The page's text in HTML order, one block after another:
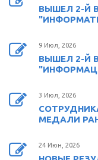
ВЫШЕЛ 2-Й
9 Июл, 2026
ВЫШЕЛ 2-Й
3 Июл, 2026
МЕДАЛИ
24 Июн, 2026